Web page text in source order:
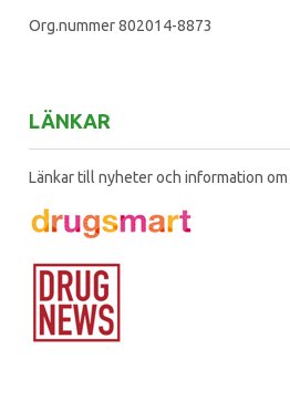
Org.nummer 802014-8873
LÄNKAR
Länkar till nyheter och information